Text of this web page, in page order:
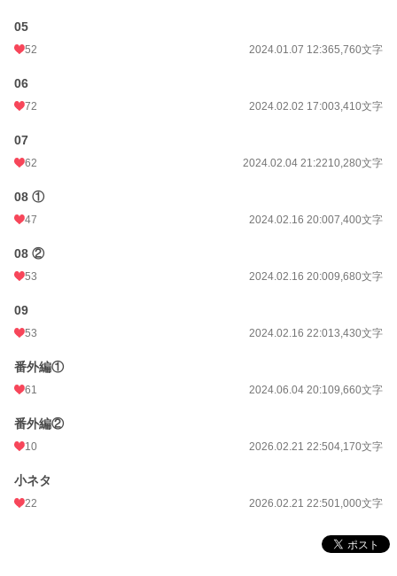
05
52 2024.01.07 12:365,760文字
06
72 2024.02.02 17:003,410文字
07
62 2024.02.04 21:2210,280文字
08 ①
47 2024.02.16 20:007,400文字
08 ②
53 2024.02.16 20:009,680文字
09
53 2024.02.16 22:013,430文字
番外編①
61 2024.06.04 20:109,660文字
番外編②
10 2026.02.21 22:504,170文字
小ネタ
22 2026.02.21 22:501,000文字